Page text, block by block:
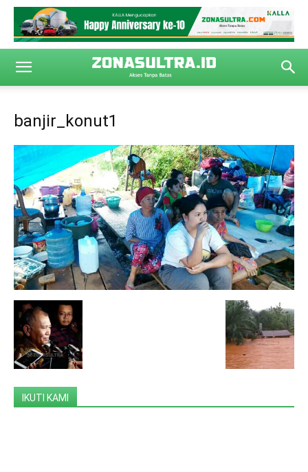
banjir_konut1
IKUTI KAMI